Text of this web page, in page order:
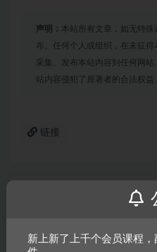
声明： 本站所有文章，如无特殊
布。任何个人或组织，在未征得
采集、发布本站内容到任何网
站内容侵犯了原著者的合法权益
链接
新上新了上千个会员课程